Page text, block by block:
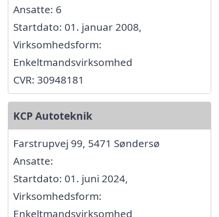
Ansatte: 6
Startdato: 01. januar 2008,
Virksomhedsform:
Enkeltmandsvirksomhed
CVR: 30948181
KCP Autoteknik
Farstrupvej 99, 5471 Søndersø
Ansatte:
Startdato: 01. juni 2024,
Virksomhedsform:
Enkeltmandsvirksomhed